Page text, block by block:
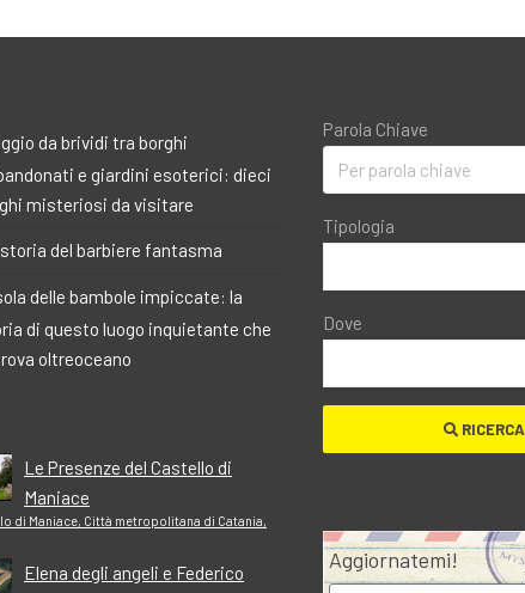
da brividi tra borghi
e giardini esoterici: dieci
misteriosi da visitare
del barbiere fantasma
delle bambole impiccate: la
di questo luogo inquietante che
oltreoceano
Le Presenze del Castello di
Maniace
di Maniace, Città metropolitana di Catania,
Elena degli angeli e Federico
Parola Chiave
Tipologia
Dove
RICERCA
Aggiornatemi!